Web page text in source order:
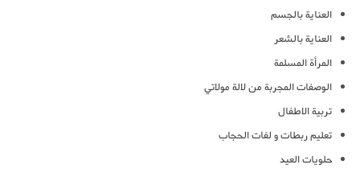
العناية بالجسم
العناية بالشعر
المرأة المسلمة
الوصفات المجربة من لالة مولاتي
تربية الاطفال
تعليم ربطات و لفات الحجاب
حلويات العيد